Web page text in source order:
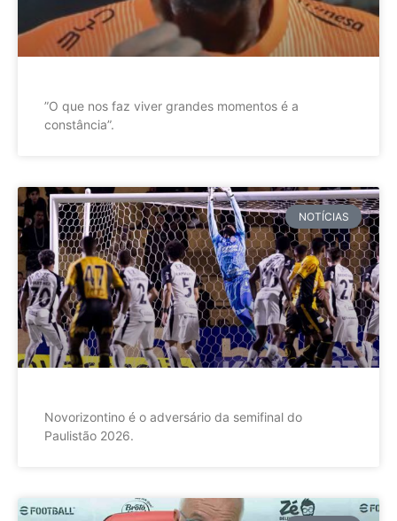
”O que nos faz viver grandes momentos é a
constância”.
NOTÍCIAS
Novorizontino é o adversário da semifinal do
Paulistão 2026.